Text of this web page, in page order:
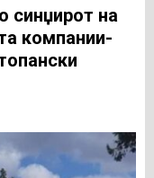
синџирот на
компании-